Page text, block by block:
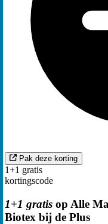
Pak deze korting
1+1 gratis
kortingscode
1+1 gratis op Alle
Biotex bij de Plus